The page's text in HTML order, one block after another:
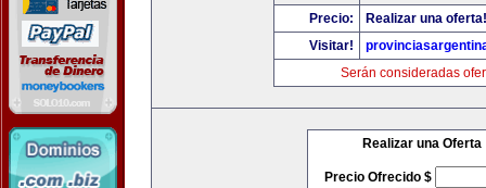
Precio:
Realizar una oferta!
Visitar!
Serán consideradas
Realizar una Oferta
Precio Ofrecido $